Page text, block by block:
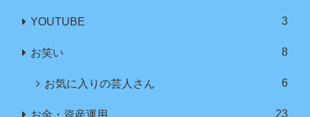
YOUTUBE 3
お笑い 8
お気に入りの芸人さん 6
23